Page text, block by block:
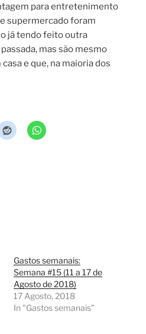
para entretenimento
supermercado foram
já tendo feito outra
mas são mesmo
e que, na maioria dos
Gastos semanais:
Semana #15 (11 a 17 de
Agosto de 2018)
17 Agosto, 2018
In "Gastos semanais"